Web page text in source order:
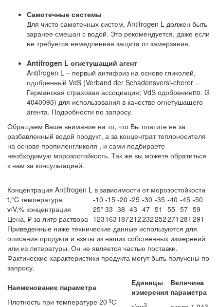
Самотечные системы
Для чисто самотечных систем, Antifrogen L должен быть
заранее смешан с водой. Это рекомендуется, даже если
не требуется немедленная защита от замерзания.
Antifrogen L огнетушащий агент
Antifrogen L – первый антифриз на основе гликолей,
одобренный VdS (Verband der Schadensversi-cherer =
Германская страховая ассоциация; VdS одобрениеno. G
4040093) для использования в качестве огнетушащего
агента. Подробности по запросу.
Обращаем Ваше внимание на то, что Вы платите не за
разбавленный водой продукт, а за концентрат теплоносителя
на основе пропиленгликоля , и сами подбираете
необходимую морозостойкость. Так же вы можете обратиться
к нам за консультацией.
Концентрация Antifrogen L в зависимости от морозостойкости
t,°C температура
-10 -15 -20 -25 -30 -35 -40 -45 -50
v/V,% концентрация
25* 33 38 43 47 51 55 57 59
Цена, ₽ за литр раствора 123163187212232252271 281 291
Приведенные ниже технические данные используются для
описания продукта и взяты из наших собственных измерений
или из литературы. Он не является частью поставки.
Фактические характеристики продукта могут быть получены по
запросу.
Наименование параметра
Единицы
измерения
Величина
параметра
Плотность при температуре 20 ºС
3